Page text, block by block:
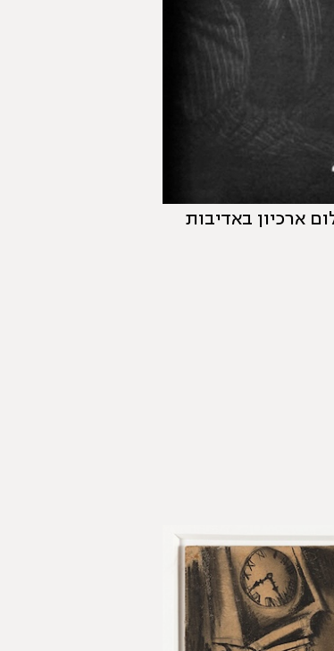
ארכיון באדיבות